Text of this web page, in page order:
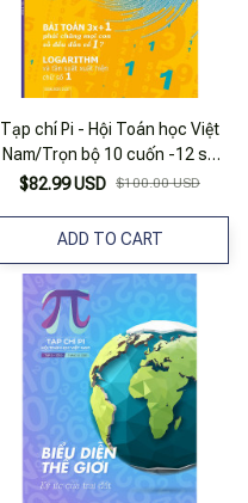
Tạp chí Pi - Hội Toán học Việt
Nam/Trọn bộ 10 cuốn -12 số
năm 2020
$82.99 USD $100.00 USD
ADD TO CART